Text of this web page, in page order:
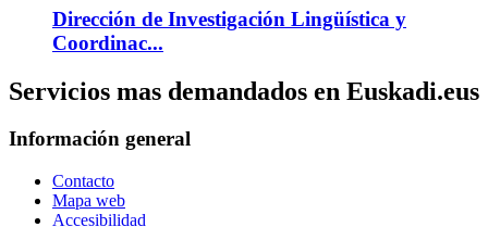
Dirección de Investigación Lingüística y
Coordinac...
Servicios mas demandados en Euskadi.eus
Información general
Contacto
Mapa web
Accesibilidad